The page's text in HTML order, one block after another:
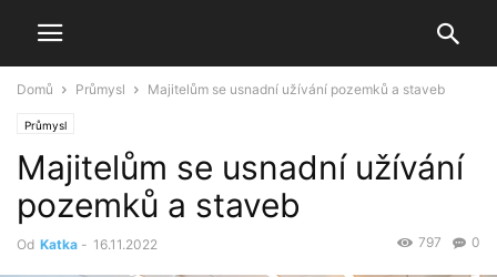
Domů Průmysl Majitelům se usnadní užívání pozemků a staveb
Průmysl
Majitelům se usnadní užívání
pozemků a staveb
Od Katka - 16.11.2022 0
797